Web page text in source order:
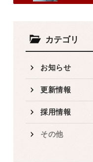
カテゴリ
お知らせ
更新情報
採用情報
その他